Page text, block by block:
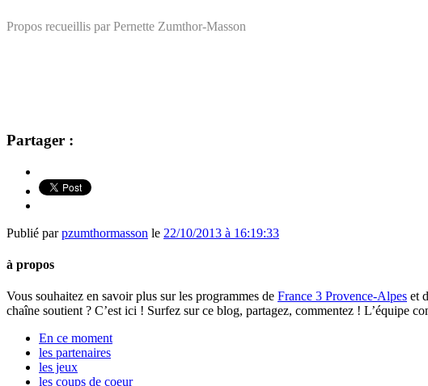
Propos recueillis par Pernette Zumthor-Masson
Partager :
Publié parpzumthormasson le 22/10/2013 à 16:19:33
à propos
Vous souhaitez en savoir plus sur les programmes de France 3 Provence-Alpes et
chaîne soutient ? C’est ici ! Surfez sur ce blog, partagez, commentez ! L’équipe
En ce moment
les partenaires
les jeux
les coups de coeur